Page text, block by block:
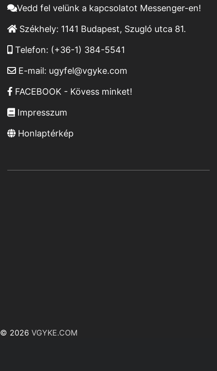
Vedd fel velünk a kapcsolatot Messenger-en!
Székhely: 1141 Budapest, Szugló utca 81.
Telefon: (+36-1) 384-5541
E-mail: ugyfel@vgyke.com
FACEBOOK - Kövess minket!
Impresszum
Honlaptérkép
© 2026 VGYKE.COM